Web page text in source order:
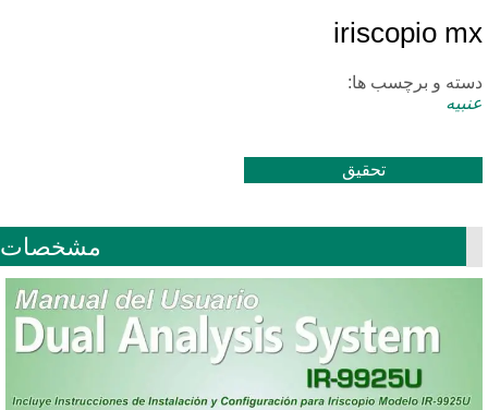
iriscopio
و برچسب ها:
تحقیق
مشخصات